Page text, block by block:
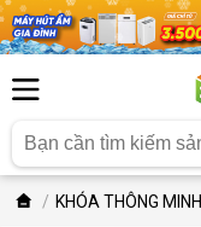
KHÓA THÔNG MINH